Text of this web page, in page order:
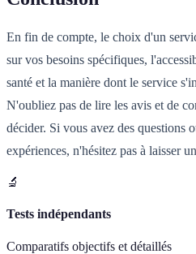
En fin de compte, le choix d'un
sur vos besoins spécifiques,
santé et la manière dont le service
N'oubliez pas de lire les avis et de
décider. Si vous avez des questions
expériences, n'hésitez pas à laisser
🔬
Tests indépendants
Comparatifs objectifs et détaillés